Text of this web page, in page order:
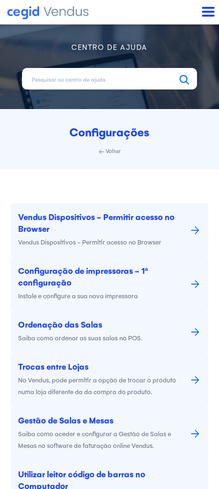
CENTRO DE AJUDA
Configurações
Voltar
Vendus Dispositivos - Permitir acesso no
Browser
Vendus Dispositivos - Permitir acesso no Browser
Configuração de impressoras - 1ª
configuração
Instale e configure a sua nova impressora
Ordenação das Salas
Saiba como ordenar as suas salas no POS.
Trocas entre Lojas
No Vendus, pode permitir a opção de trocar o produto
numa loja diferente da da compra do produto.
Gestão de Salas e Mesas
Saiba como aceder e configurar a Gestão de Salas e
Mesas no software de faturação online Vendus.
Utilizar leitor código de barras no
Computador